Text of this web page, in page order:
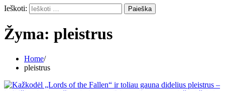
Ieškoti:
Žyma: pleistrus
Home
pleistrus